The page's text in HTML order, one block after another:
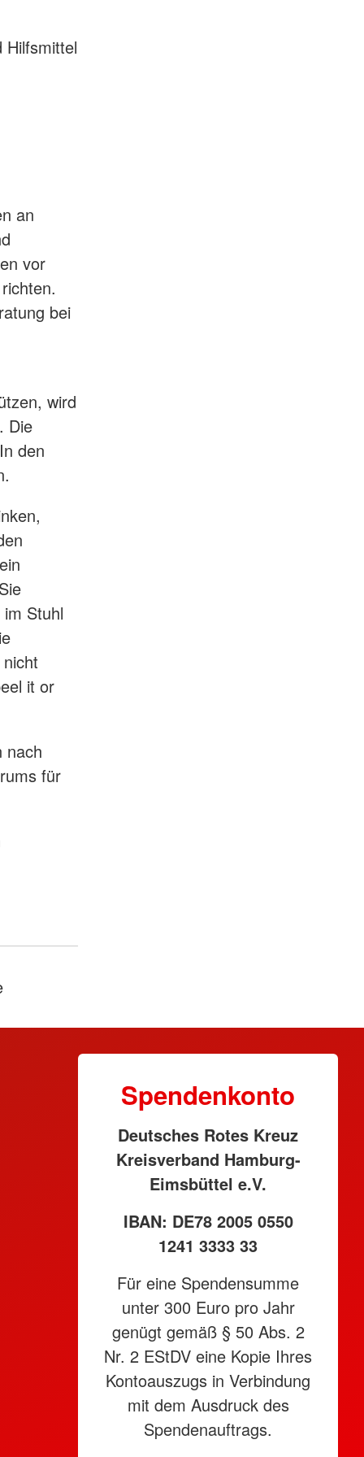
Hilfsmittel
an
vor
bei
wird
Die
den
Stuhl
it or
nach
für
Spendenkonto
Deutsches Rotes Kreuz
Kreisverband Hamburg-
Eimsbüttel e.V.
IBAN: DE78 2005 0550
1241 3333 33
Für eine Spendensumme
unter 300 Euro pro Jahr
genügt gemäß § 50 Abs. 2
Nr. 2 EStDV eine Kopie Ihres
Kontoauszugs in Verbindung
mit dem Ausdruck des
Spendenauftrags.